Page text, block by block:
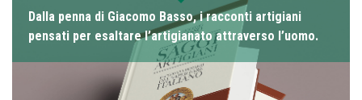
Dalla penna di Giacomo Basso, i racconti artigiani
pensati per esaltare l’artigianato attraverso l’uomo.